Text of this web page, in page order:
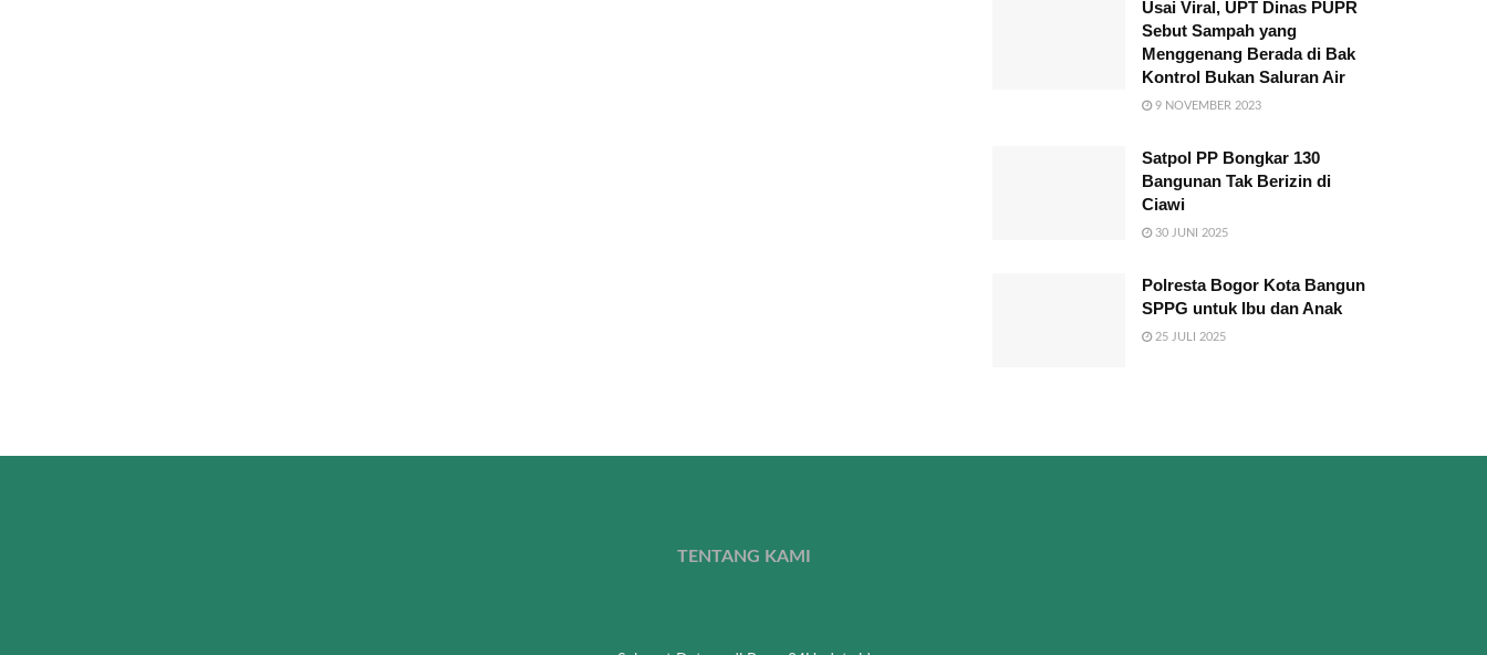
Usai Viral, UPT Dinas PUPR
Sebut Sampah yang
Menggenang Berada di Bak
Kontrol Bukan Saluran Air
9 NOVEMBER 2023
Satpol PP Bongkar 130
Bangunan Tak Berizin di
Ciawi
30 JUNI 2025
Polresta Bogor Kota Bangun
SPPG untuk Ibu dan Anak
25 JULI 2025
TENTANG KAMI